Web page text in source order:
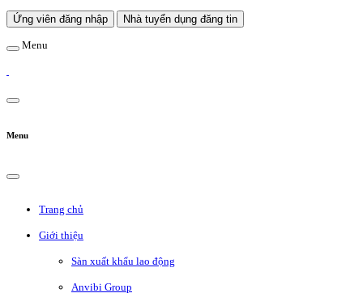
Ứng viên đăng nhập Nhà tuyển dụng đăng tin
Menu
Menu
Trang chủ
Giới thiệu
Sàn xuất khẩu lao động
Anvibi Group